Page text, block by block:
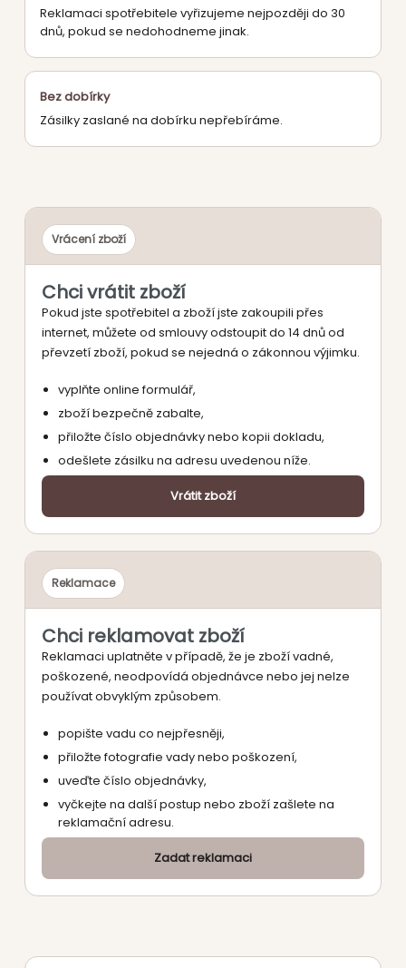
Reklamaci spotřebitele vyřizujeme nejpozději do 30
dnů, pokud se nedohodneme jinak.
Bez dobírky
Zásilky zaslané na dobírku nepřebíráme.
Vrácení zboží
Chci vrátit zboží
Pokud jste spotřebitel a zboží jste zakoupili přes
internet, můžete od smlouvy odstoupit do 14 dnů od
převzetí zboží, pokud se nejedná o zákonnou výjimku.
vyplňte online formulář,
zboží bezpečně zabalte,
přiložte číslo objednávky nebo kopii dokladu,
odešlete zásilku na adresu uvedenou níže.
Vrátit zboží
Reklamace
Chci reklamovat zboží
Reklamaci uplatněte v případě, že je zboží vadné,
poškozené, neodpovídá objednávce nebo jej nelze
používat obvyklým způsobem.
popište vadu co nejpřesněji,
přiložte fotografie vady nebo poškození,
uveďte číslo objednávky,
vyčkejte na další postup nebo zboží zašlete na
reklamační adresu.
Zadat reklamaci